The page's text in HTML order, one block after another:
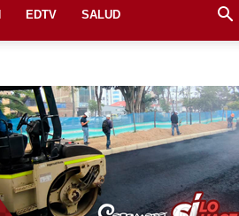
EDTV SALUD